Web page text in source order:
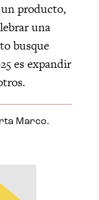
producto,
una
busque
es expandir
Marco.